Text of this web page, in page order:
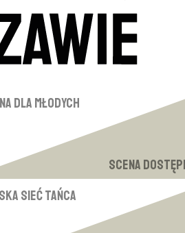
dla młodych
Scena
Sieć Tańca